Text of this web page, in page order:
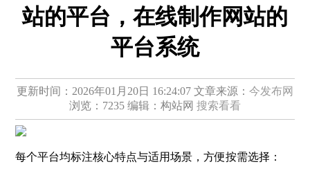
站的平台，在线制作网站的
平台系统
更新时间：2026年01月20日 16:24:07 文章来源： 今发布网
浏览：7235 编辑：构站网 搜索看看
每个平台均标注核心特点与适用场景，方便按需选择：